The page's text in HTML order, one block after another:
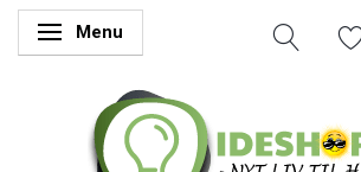
Skifte navigation
Menu